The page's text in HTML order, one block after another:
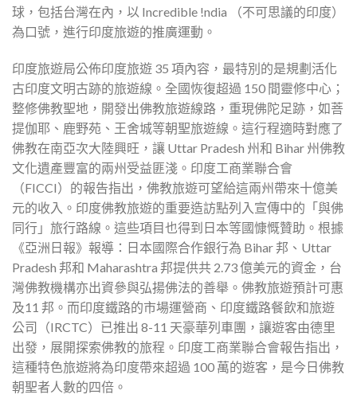
球，包括台灣在內，以 Incredible !ndia （不可思議的印度）
為口號，進行印度旅遊的推廣運動。
印度旅遊局公佈印度旅遊 35 項內容，最特別的是規劃活化
古印度文明古跡的旅遊線。全國恢復超過 150 間靈修中心；
整修佛教聖地，開發出佛教旅遊線路，重現佛陀足跡，如菩
提伽耶、鹿野苑、王舍城等朝聖旅遊線。這行程適時對應了
佛教在南亞次大陸興旺，讓 Uttar Pradesh 州和 Bihar 州佛教
文化遺產豐富的兩州受益匪淺。印度工商業聯合會
（FICCI）的報告指出，佛教旅遊可望給這兩州帶來十億美
元的收入。印度佛教旅遊的重要造訪點列入宣傳中的「與佛
同行」旅行路線。這些項目也得到日本等國慷慨贊助。根據
《亞洲日報》報導：日本國際合作銀行為 Bihar 邦、Uttar
Pradesh 邦和 Maharashtra 邦提供共 2.73 億美元的資金，台
灣佛教機構亦出資參與弘揚佛法的善舉。佛教旅遊預計可惠
及11 邦。而印度鐵路的市場運營商、印度鐵路餐飲和旅遊
公司（IRCTC）已推出 8-11 天豪華列車團，讓遊客由德里
出發，展開探索佛教的旅程。印度工商業聯合會報告指出，
這種特色旅遊將為印度帶來超過 100 萬的遊客，是今日佛教
朝聖者人數的四倍。